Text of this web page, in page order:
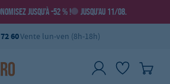
JUSQU’À -52 % ! JUSQU’AU 11/08.
60Vente lun-ven (8h-18h)